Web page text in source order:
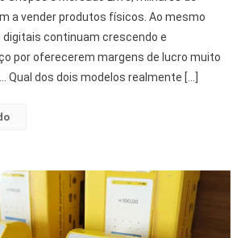
a vender produtos físicos. Ao mesmo
continuam crescendo e
por oferecerem margens de lucro muito
Qual dos dois modelos realmente […]